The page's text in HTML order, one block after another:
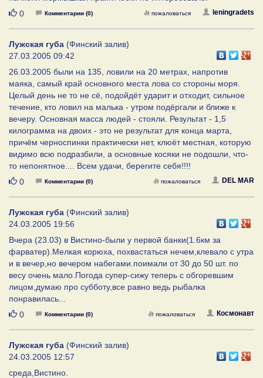
Нравится
0 Комментарии (0) leningradets
пожаловаться
Лужская губа (Финский залив)
27.03.2005 09:42
26.03.2005 были на 135, ловили на 20 метрах, напротив
маяка, самый край основного места лова со стороны моря.
Целый день не то не сё, подойдёт ударит и отходит, сильное
течение, кто ловил на малька - утром подёргали и ближе к
вечеру. Основная масса людей - стояли. Результат - 1,5
килограмма на двоих - это не результат для конца марта,
причём черноспинки практически нет, клюёт местная, которую
видимо всю подразбили, а основные косяки не подошли, что-
то непонятное.... Всем удачи, берегите себя!!!!
Нравится
0 Комментарии (0) DEL MAR
пожаловаться
Лужская губа (Финский залив)
24.03.2005 19:56
Вчера (23.03) в Вистино-были у первой банки(1.6км за
фарватер).Мелкая корюха, похвастаться нечем,клевало с утра
и в вечер,но вечером набегами.поимали от 30 до 50 шт. по
весу очень мало.Погода супер-сижу теперь с обгоревшим
лицом,думаю про субботу,все равно ведь рыбалка
понравилась...
Нравится
0 Комментарии (0) Космонавт
пожаловаться
Лужская губа (Финский залив)
24.03.2005 12:57
среда,Вистино.